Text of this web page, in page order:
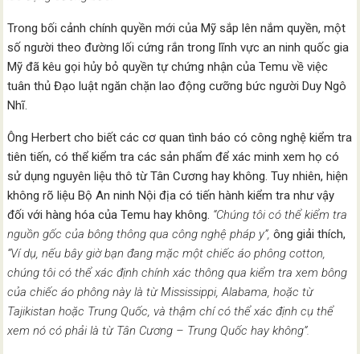
Trong bối cảnh chính quyền mới của Mỹ sắp lên nắm quyền, một
số người theo đường lối cứng rắn trong lĩnh vực an ninh quốc gia
Mỹ đã kêu gọi hủy bỏ quyền tự chứng nhận của Temu về việc
tuân thủ Đạo luật ngăn chặn lao động cưỡng bức người Duy Ngô
Nhĩ.
Ông Herbert cho biết các cơ quan tình báo có công nghệ kiểm tra
tiên tiến, có thể kiểm tra các sản phẩm để xác minh xem họ có
sử dụng nguyên liệu thô từ Tân Cương hay không. Tuy nhiên, hiện
không rõ liệu Bộ An ninh Nội địa có tiến hành kiểm tra như vậy
đối với hàng hóa của Temu hay không. “Chúng tôi có thể kiểm tra
nguồn gốc của bông thông qua công nghệ pháp y”, ông giải thích,
“Ví dụ, nếu bây giờ bạn đang mặc một chiếc áo phông cotton,
chúng tôi có thể xác định chính xác thông qua kiểm tra xem bông
của chiếc áo phông này là từ Mississippi, Alabama, hoặc từ
Tajikistan hoặc Trung Quốc, và thậm chí có thể xác định cụ thể
xem nó có phải là từ Tân Cương – Trung Quốc hay không”.